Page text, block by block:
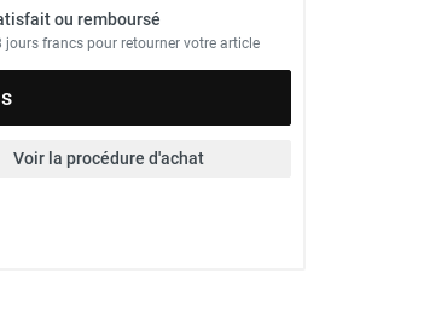
ou remboursé
jours francs pour retourner votre article
Voir la procédure d'achat